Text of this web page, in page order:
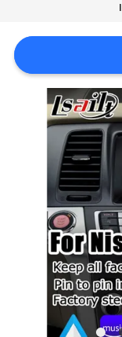
SITE
HARITASI
PRIVACY
POLICY